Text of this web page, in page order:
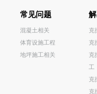
常见问题
混凝土相关
体育设施工程
地坪施工相关
克
克
克
工
克
克